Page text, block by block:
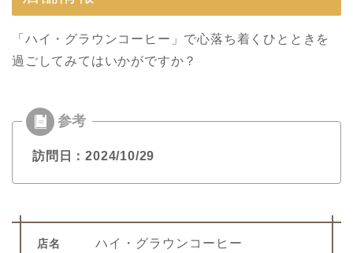
「ハイ・グラウンコーヒー」で心落ち着くひとときを
過ごしてみてはいかがですか？
訪問日：2024/10/29
店名 ハイ・グラウンコーヒー